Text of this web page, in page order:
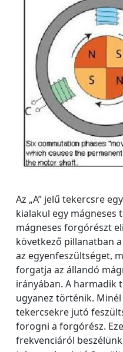
Az „A” jelű tekercsre
kialakul egy mágneses
mágneses forgórészt
következő pillanatban
az egyenfeszültséget,
forgatja az állandó
irányában. A harmadik
ugyanez történik.
tekercsekre jutó
forogni a forgórész.
frekvenciáról